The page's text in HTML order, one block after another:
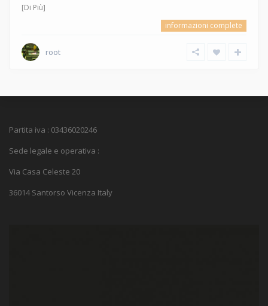
[Di Più]
informazioni complete
root
Partita iva : 03436020246
Sede legale e operativa :
Via Casa Celeste 20
36014 Santorso Vicenza Italy